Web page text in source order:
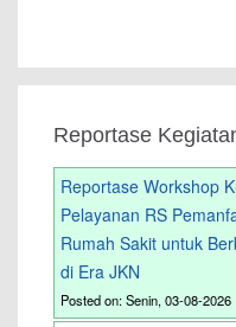
Reportase
Reportase Workshop
Pelayanan RS
Rumah Sakit untuk
di Era JKN
Posted on: Senin, 03-08-2026